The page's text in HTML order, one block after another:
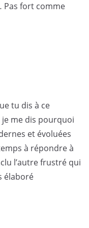
Pas fort comme
tu dis à ce
je me dis pourquoi
et évoluées
à répondre à
l’autre frustré qui
élaboré